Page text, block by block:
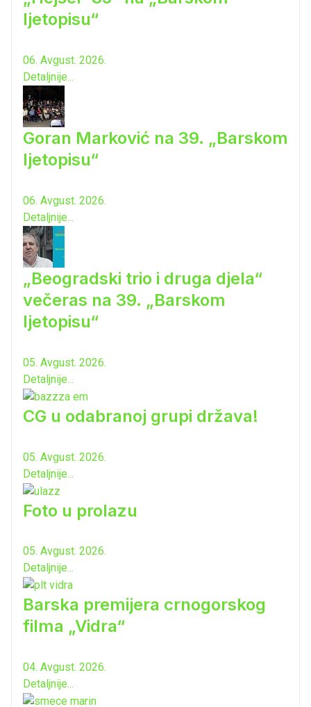
ljetopisu“
06. Avgust. 2026.
Detaljnije...
Goran Marković na 39. „Barskom
ljetopisu“
06. Avgust. 2026.
Detaljnije...
„Beogradski trio i druga djela“
večeras na 39. „Barskom
ljetopisu“
05. Avgust. 2026.
Detaljnije...
CG u odabranoj grupi država!
05. Avgust. 2026.
Detaljnije...
Foto u prolazu
05. Avgust. 2026.
Detaljnije...
Barska premijera crnogorskog
filma „Vidra“
04. Avgust. 2026.
Detaljnije...